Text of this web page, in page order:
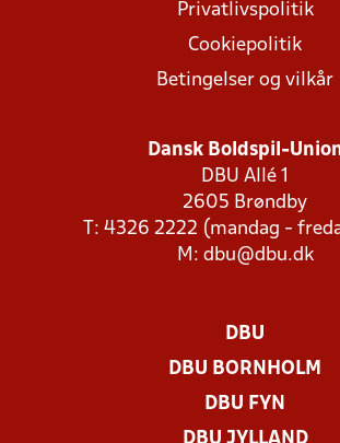
Privatlivspolitik
Cookiepolitik
Betingelser og vilkår
Dansk Boldspil-
DBU Allé 1
2605 Brøndby
T: 4326 2222 (mandag -
M: dbu@dbu.dk
DBU
DBU BORNHOLM
DBU FYN